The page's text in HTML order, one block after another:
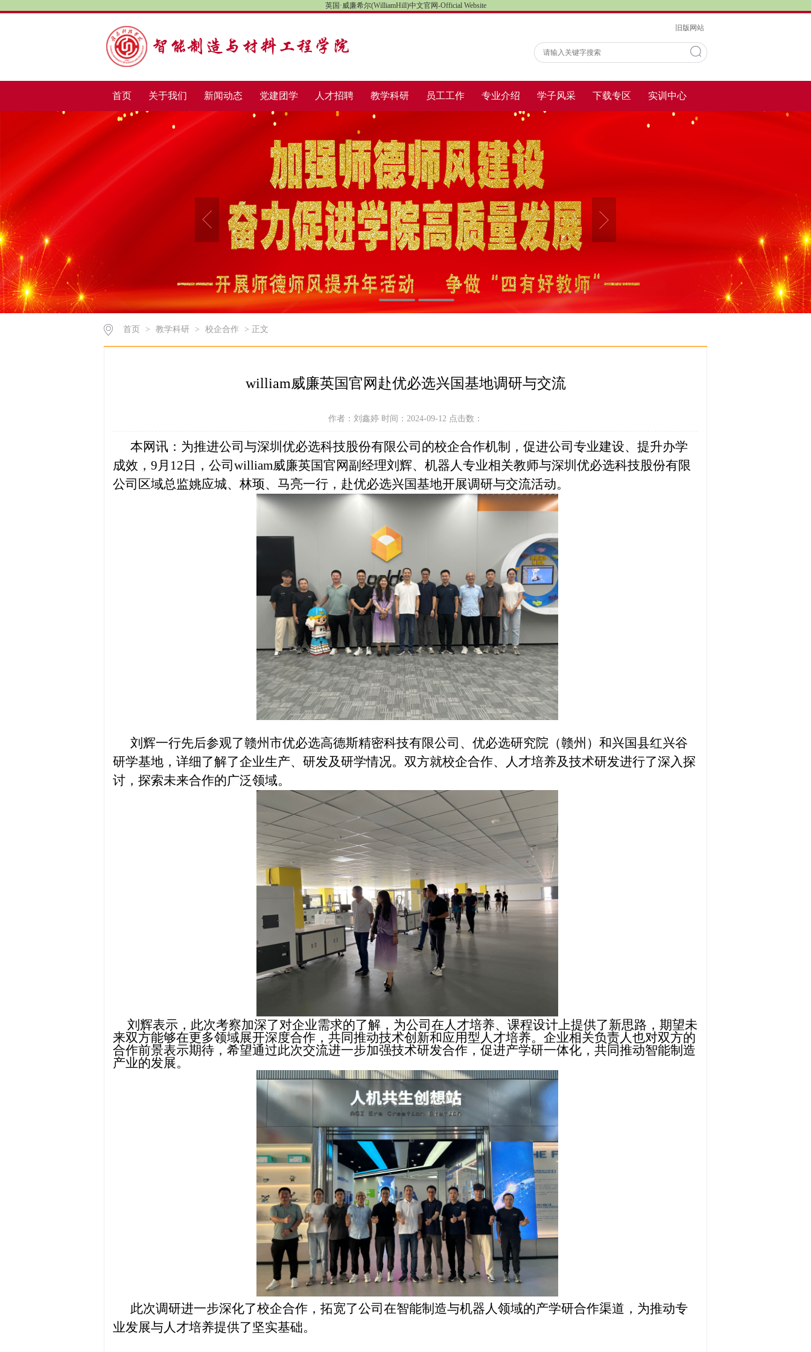
英国·威廉希尔(WilliamHill)中文官网-Official Website
旧版网站
首页 关于我们 新闻动态 党建团学 人才招聘 教学科研 员工工作 专业介绍 学子风采 下载专区 实训中心
首页 > 教学科研 > 校企合作 > 正文
william威廉英国官网赴优必选兴国基地调研与交流
作者：刘鑫婷 时间：2024-09-12 点击数：
本网讯：为推进公司与深圳优必选科技股份有限公司的校企合作机制，促进公司专业建设、提升办学
成效， 9月12日，公司william威廉英国官网副经理刘辉、机器人专业相关教师与深圳优必选科技股份有限
公司 区域总监姚应城、林顼、马亮一行 ， 赴优必选兴国基地开展调研与交流活动。
刘辉一行先后参观了赣州市优必选高德斯精密科技有限公司、优必选研究院（赣州）和兴国县红兴谷
研学基地，详细了解了企业生产、研发及研学情况。双方就校企合作、人才培养及技术研发进行了深入探
讨，探索未来合作的广泛领域。
刘辉表示，此次考察加深了对企业需求的了解，为公司在人才培养、课程设计上提供了新思路，期望未
来双方能够在更多领域展开深度合作，共同推动技术创新和应用型人才培养。企业相关负责人也对双方的
合作前景表示期待，希望通过此次交流进一步加强技术研发合作，促进产学研一体化，共同推动智能制造
产业的发展。
此次调研进一步深化了校企合作，拓宽了公司在智能制造与机器人领域的产学研合作渠道，为推动专
业发展与人才培养提供了坚实基础。